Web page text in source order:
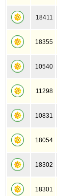
18411
18355
10540
11298
10831
18054
18302
18301